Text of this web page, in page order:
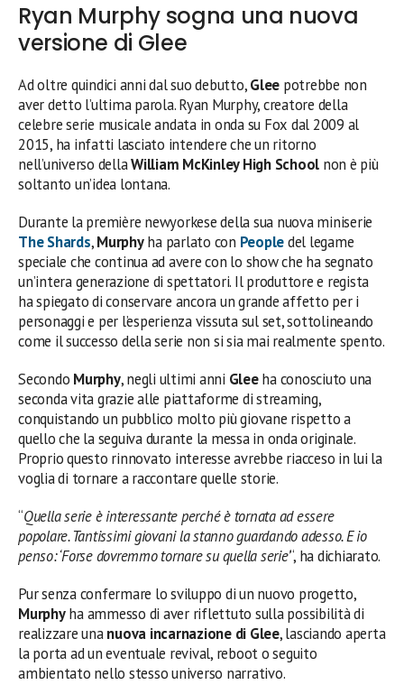
Ryan Murphy sogna una nuova
versione di Glee
Ad oltre quindici anni dal suo debutto,Glee potrebbe non
aver detto l’ultima parola. Ryan Murphy, creatore della
celebre serie musicale andata in onda su Fox dal 2009 al
2015, ha infatti lasciato intendere che un ritorno
nell’universo dellaWilliam McKinley High School non è più
soltanto un’idea lontana.
Durante la première newyorkese della sua nuova miniserie
The Shards,Murphyha parlato con Peopledel legame
speciale che continua ad avere con lo show che ha segnato
un’intera generazione di spettatori. Il produttore e regista
ha spiegato di conservare ancora un grande affetto per i
personaggi e per l’esperienza vissuta sul set, sottolineando
come il successo della serie non si sia mai realmente spento.
Secondo Murphy, negli ultimi anni Gleeha conosciuto una
seconda vita grazie alle piattaforme di streaming,
conquistando un pubblico molto più giovane rispetto a
quello che la seguiva durante la messa in onda originale.
Proprio questo rinnovato interesse avrebbe riacceso in lui la
voglia di tornare a raccontare quelle storie.
“Quella serie è interessante perché è tornata ad essere
popolare. Tantissimi giovani la stanno guardando adesso. E io
penso: ‘Forse dovremmo tornare su quella serie’“, ha dichiarato.
Pur senza confermare lo sviluppo di un nuovo progetto,
Murphyha ammesso di aver riflettuto sulla possibilità di
realizzare unanuova incarnazione di Glee, lasciando aperta
la porta ad un eventuale revival, reboot o seguito
ambientato nello stesso universo narrativo.